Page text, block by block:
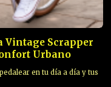
Vintage Scrapper
Urbano
en tu día a día y tus